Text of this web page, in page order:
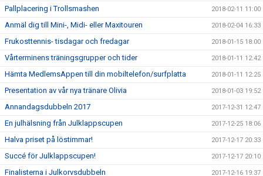
Pallplacering i Trollsmashen 2018-02-11 11:00
Anmäl dig till Mini-, Midi- eller Maxitouren 2018-02-04 16:33
Frukosttennis- tisdagar och fredagar 2018-01-15 18:00
Vårterminens träningsgrupper och tider 2018-01-11 12:42
Hämta MedlemsAppen till din mobiltelefon/surfplatta 2018-01-11 12:25
Presentation av vår nya tränare Olivia 2018-01-03 19:52
Annandagsdubbeln 2017 2017-12-31 12:47
En julhälsning från Julklappscupen 2017-12-25 18:06
Halva priset på löstimmar! 2017-12-17 20:33
Succé för Julklappscupen! 2017-12-17 20:10
Finalisterna i Julkorvsdubbeln 2017-12-16 19:37